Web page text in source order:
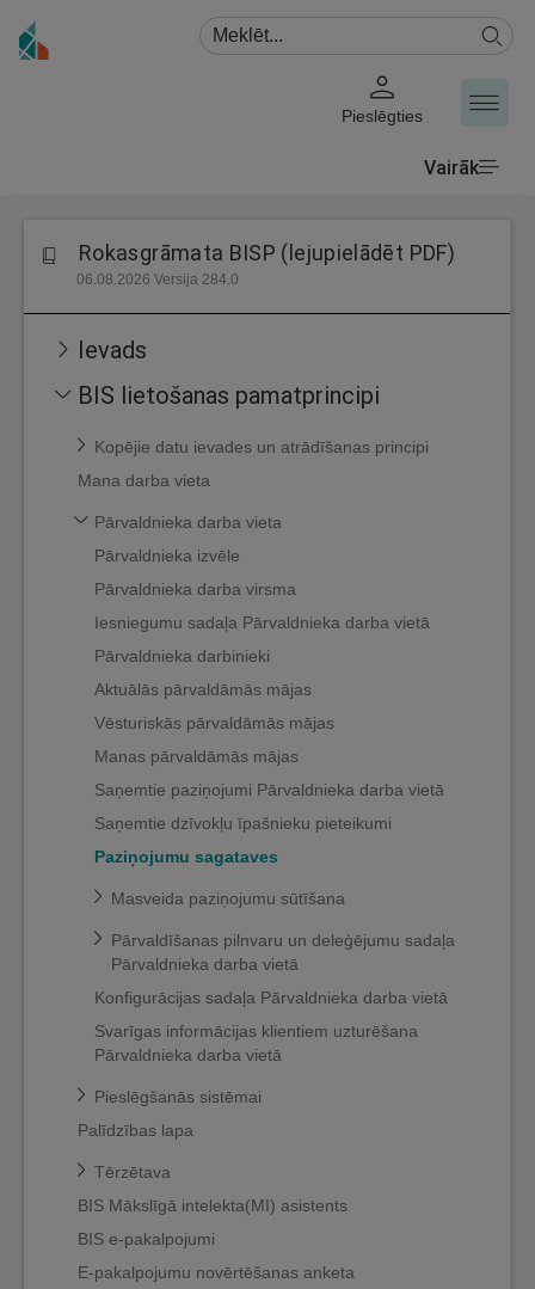
Pieslēgties
Vairāk
Rokasgrāmata BISP (lejupielādēt PDF)
06.08.2026 Versija 284.0
Ievads
BIS lietošanas pamatprincipi
Kopējie datu ievades un atrādīšanas principi
Mana darba vieta
Pārvaldnieka darba vieta
Pārvaldnieka izvēle
Pārvaldnieka darba virsma
Iesniegumu sadaļa Pārvaldnieka darba vietā
Pārvaldnieka darbinieki
Aktuālās pārvaldāmās mājas
Vēsturiskās pārvaldāmās mājas
Manas pārvaldāmās mājas
Saņemtie paziņojumi Pārvaldnieka darba vietā
Saņemtie dzīvokļu īpašnieku pieteikumi
Paziņojumu sagataves
Masveida paziņojumu sūtīšana
Pārvaldīšanas pilnvaru un deleģējumu sadaļa
Pārvaldnieka darba vietā
Konfigurācijas sadaļa Pārvaldnieka darba vietā
Svarīgas informācijas klientiem uzturēšana
Pārvaldnieka darba vietā
Pieslēgšanās sistēmai
Palīdzības lapa
Tērzētava
BIS Mākslīgā intelekta(MI) asistents
BIS e-pakalpojumi
E-pakalpojumu novērtēšanas anketa